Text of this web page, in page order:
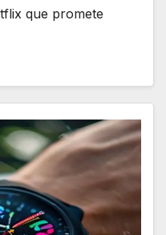
que promete